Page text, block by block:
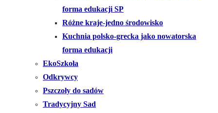
forma edukacji SP
Różne kraje-jedno środowisko
Kuchnia polsko-grecka jako nowatorska
forma edukacji
EkoSzkoła
Odkrywcy
Pszczoły do sadów
Tradycyjny Sad